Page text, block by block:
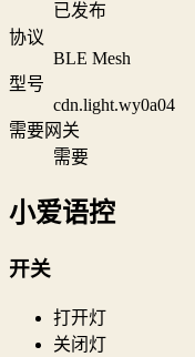
已发布
协议
BLE Mesh
型号
cdn.light.wy0a04
需要网关
需要
小爱语控
开关
打开灯
关闭灯